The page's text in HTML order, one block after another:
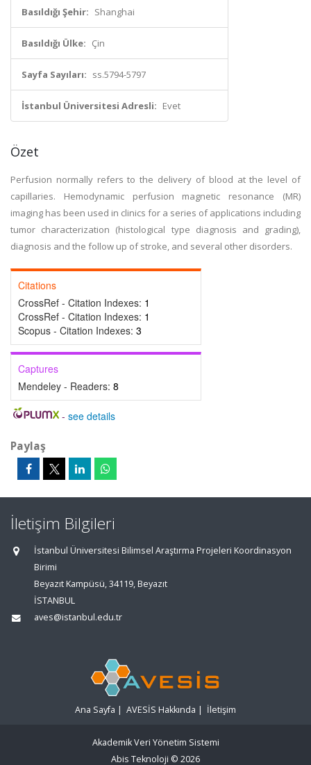
Basıldığı Şehir: Shanghai
Basıldığı Ülke: Çin
Sayfa Sayıları: ss.5794-5797
İstanbul Üniversitesi Adresli: Evet
Özet
Perfusion normally refers to the delivery of blood at the level of
capillaries. Hemodynamic perfusion magnetic resonance (MR)
imaging has been used in clinics for a series of applications including
tumor characterization (histological type diagnosis and grading),
diagnosis and the follow up of stroke, and several other disorders.
Citations
CrossRef - Citation Indexes: 1
CrossRef - Citation Indexes: 1
Scopus - Citation Indexes: 3
Captures
Mendeley - Readers: 8
- see details
Paylaş
İletişim Bilgileri
İstanbul Üniversitesi Bilimsel Araştırma Projeleri Koordinasyon
Birimi
Beyazıt Kampüsü, 34119, Beyazıt
İSTANBUL
aves@istanbul.edu.tr
Ana Sayfa | AVESİS Hakkında | İletişim
Akademik Veri Yönetim Sistemi
Abis Teknoloji © 2026